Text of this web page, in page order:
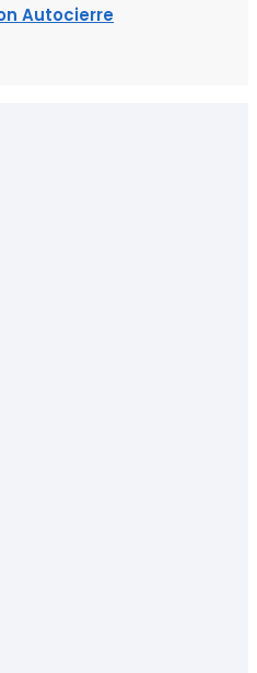
Autocierre